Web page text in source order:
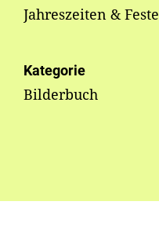
Jahreszeiten & Feste
Kategorie
Bilderbuch